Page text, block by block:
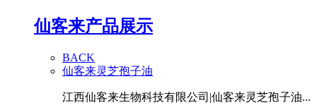
仙客来产品展示
BACK
仙客来灵芝孢子油
江西仙客来生物科技有限公司|仙客来灵芝孢子油...